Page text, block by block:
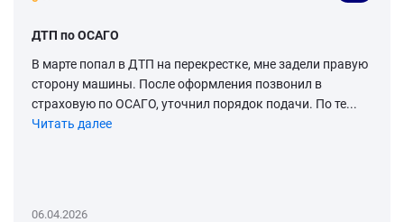
ДТП по ОСАГО
В марте попал в ДТП на перекрестке, мне задели правую
сторону машины. После оформления позвонил в
страховую по ОСАГО, уточнил порядок подачи. По те...
Читать далее
06.04.2026